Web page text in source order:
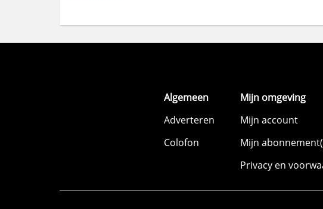
Algemeen
Adverteren
Colofon
Mijn omgeving
Mijn account
Mijn
Privacy en